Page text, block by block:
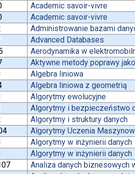
Academic savoir-vivre
Academic savoir-vivre
Administrowanie bazami
Advanced Databases
Aerodynamika w
Aktywne metody poprawy
Algebra liniowa
Algebra liniowa z geometrią
Algorytmy ewolucyjne
Algorytmy i bezpieczeństwo
Algorytmy i struktury danych
Algorytmy Uczenia
Algorytmy w inżynierii danych
Algorytmy w inżynierii danych
Analiza danych biznesowych